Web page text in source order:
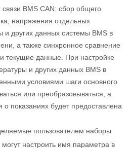
BMS CAN: сбор общего
напряжения отдельных
и других данных системы BMS в
а также синхронное сравнение
текущие данные. При настройке
и других данных BMS в
условиями шаги основного
или преобразовываться, а
показаниях будет предоставлена
пользователем наборы
настроить имя параметра в